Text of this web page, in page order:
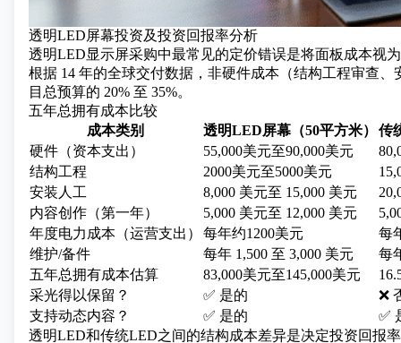
透明LED屏幕投资及投资回报率分析
透明LED显示屏采购中最常见的定价错误是将面板成本视
根据 14 年的全球交付数据，非硬件成本（结构工程审查
目总预算的 20% 至 35%。
五年总拥有成本比较
成本类别
透明LED屏幕（50平方米）
传
硬件（资本支出）
55,000美元至90,000美元
结构工程
2000美元至5000美元
安装人工
8,000 美元至 15,000 美元
内容创作（第一年）
5,000 美元至 12,000 美元
年度电力成本（运营支出）
每年约1200美元
每
维护/备件
每年 1,500 至 3,000 美元
每
五年总拥有成本估算
83,000美元至145,000美元
采光得以保留？
✅ 是的
❌
支持动态内容？
✅ 是的
✅
透明LED和传统LED之间的结构成本差异是决定投资回报